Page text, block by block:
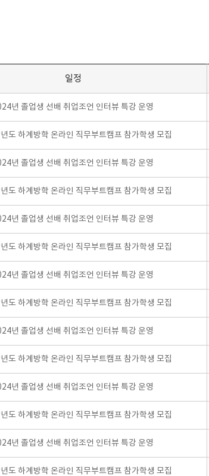
일정
년 졸업생 선배 취업조언 인터뷰 특강 운영
도 하계방학 온라인 직무부트캠프 참가학생 모집
년 졸업생 선배 취업조언 인터뷰 특강 운영
도 하계방학 온라인 직무부트캠프 참가학생 모집
년 졸업생 선배 취업조언 인터뷰 특강 운영
도 하계방학 온라인 직무부트캠프 참가학생 모집
년 졸업생 선배 취업조언 인터뷰 특강 운영
도 하계방학 온라인 직무부트캠프 참가학생 모집
년 졸업생 선배 취업조언 인터뷰 특강 운영
도 하계방학 온라인 직무부트캠프 참가학생 모집
년 졸업생 선배 취업조언 인터뷰 특강 운영
도 하계방학 온라인 직무부트캠프 참가학생 모집
년 졸업생 선배 취업조언 인터뷰 특강 운영
도 하계방학 온라인 직무부트캠프 참가학생 모집